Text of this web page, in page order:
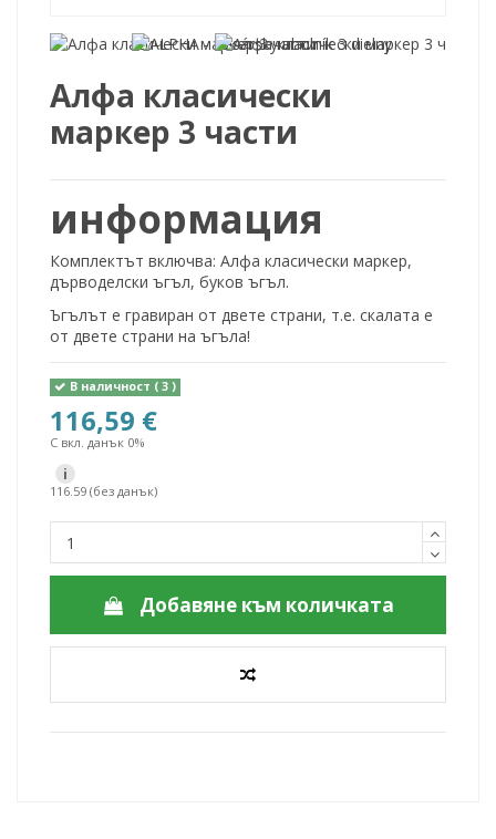
Алфа класически
маркер 3 части
информация
Комплектът включва: Алфа класически маркер,
дърводелски ъгъл, буков ъгъл.
Ъгълът е гравиран от двете страни, т.е. скалата е
от двете страни на ъгъла!
В наличност ( 3 )
116,59 €
С вкл. данък 0%
i
116.59 (без данък)
Добавяне към количката